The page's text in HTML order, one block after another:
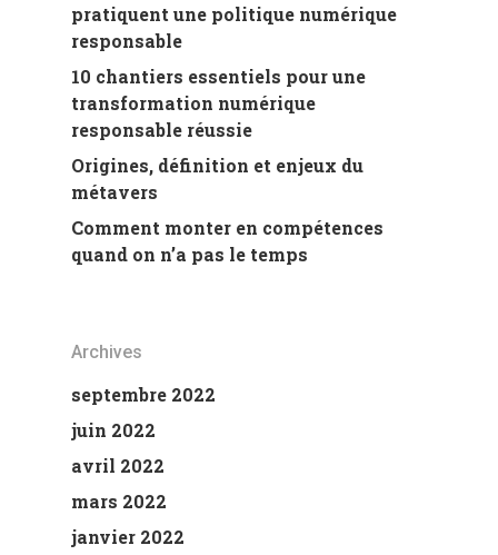
pratiquent une politique numérique
responsable
10 chantiers essentiels pour une
transformation numérique
responsable réussie
Origines, définition et enjeux du
métavers
Comment monter en compétences
quand on n’a pas le temps
Archives
septembre 2022
juin 2022
avril 2022
mars 2022
janvier 2022